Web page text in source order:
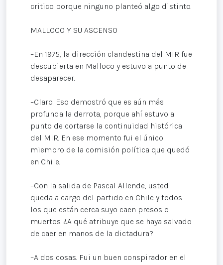
critico porque ninguno planteó algo distinto.
MALLOCO Y SU ASCENSO
–En 1975, la dirección clandestina del MIR fue
descubierta en Malloco y estuvo a punto de
desaparecer.
–Claro. Eso demostró que es aún más
profunda la derrota, porque ahí estuvo a
punto de cortarse la continuidad histórica
del MIR. En ese momento fui el único
miembro de la comisión política que quedó
en Chile.
–Con la salida de Pascal Allende, usted
queda a cargo del partido en Chile y todos
los que están cerca suyo caen presos o
muertos. ¿A qué atribuye que se haya salvado
de caer en manos de la dictadura?
–A dos cosas. Fui un buen conspirador en el